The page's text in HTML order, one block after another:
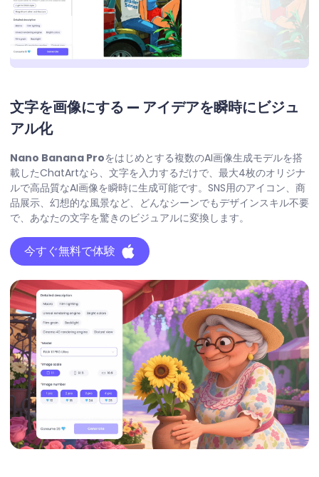
文字を画像にする — アイデアを瞬時にビジュ
アル化
Nano Banana Proをはじめとする複数のAI画像生成モデルを搭
載したChatArtなら、文字を入力するだけで、最大4枚のオリジナ
ルで高品質なAI画像を瞬時に生成可能です。SNS用のアイコン、商
品展示、幻想的な風景など、どんなシーンでもデザインスキル不要
で、あなたの文字を驚きのビジュアルに変換します。
今すぐ無料で体験